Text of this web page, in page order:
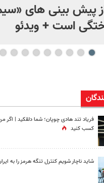
پیش بینی های
است + ویدئو
فریاد تند هادی چوپان؛‌ شما دلقکید | اگر
کسب کنید
شاید ناچار شویم کنترل تنگه هرمز را به